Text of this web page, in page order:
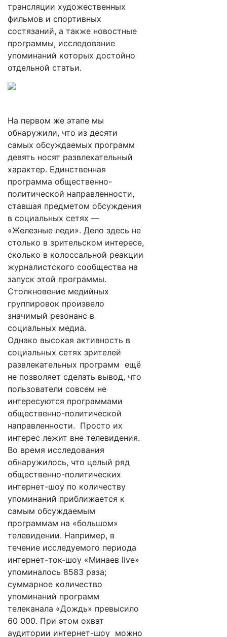
трансляции художественных
фильмов и спортивных
состязаний, а также новостные
программы, исследование
упоминаний которых достойно
отдельной статьи.
На первом же этапе мы
обнаружили, что из десяти
самых обсуждаемых программ
девять носят развлекательный
характер. Единственная
программа общественно-
политической направленности,
ставшая предметом обсуждения
в социальных сетях —
«Железные леди». Дело здесь не
столько в зрительском интересе,
сколько в колоссальной реакции
журналистского сообщества на
запуск этой программы.
Столкновение медийных
группировок произвело
значимый резонанс в
социальных медиа.
Однако высокая активность в
социальных сетях зрителей
развлекательных программ ещё
не позволяет сделать вывод, что
пользователи совсем не
интересуются программами
общественно-политической
направленности. Просто их
интерес лежит вне телевидения.
Во время исследования
обнаружилось, что целый ряд
общественно-политических
интернет-шоу по количеству
упоминаний приближается к
самым обсуждаемым
программам на «большом»
телевидении. Например, в
течение исследуемого периода
интернет-ток-шоу «Минаев live»
упоминалось 8583 раза;
суммарное количество
упоминаний программ
телеканала «Дождь» превысило
60 000. При этом охват
аудитории интернет-шоу можно